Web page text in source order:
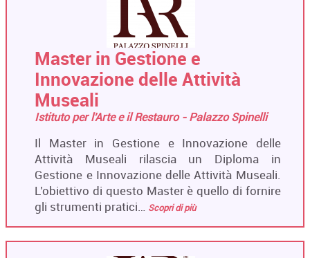
Master in Gestione e
Innovazione delle Attività
Museali
Istituto per l'Arte e il Restauro - Palazzo Spinelli
Il Master in Gestione e Innovazione delle
Attività Museali rilascia un Diploma in
Gestione e Innovazione delle Attività Museali.
L’obiettivo di questo Master è quello di fornire
gli strumenti pratici… Scopri di più